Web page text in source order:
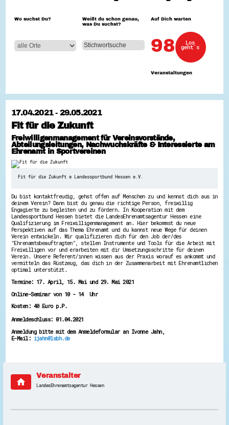
Zeig uns dein Ehrenamt
Wettbewerb | Trikotwettbewerb
Wettbewerb | 80 Jahre Hessen - Engagement
Ausgezeichnete Projekte
Gestalte dein Ehrenamt
Ehrenamts-Card Hessen
Engagement-Lotsen
Crowdfunding - Viele schaffen mehr
Förderprogramme
Ehrentag
Kompetenznachweis Hessen
Mach dich schlau
GEMA-Pakt
Di@-Lotsen in Hessen
Energiepreiskrise und Ehrenamt
Flüchtlingshilfe + Integration
Generationsübergreifend aktiv
Patenschaftsprojekte
Stiftungen
Versicherungsschutz
Service
Erklärung zur Barrierefreiheit
Wo suchst Du?
Weißt du schon genau,
was Du suchst?
Auf Dich warten
98
Veranstaltungen
Los
geht´s
17.04.2021 - 29.05.2021
Fit für die Zukunft
Freiwilligenmanagement für Vereinsvorstände,
Abteilungsleitungen, Nachwuchskräfte & Interessierte am
Ehrenamt in Sportvereinen
Fit für die Zukunft © Landessportbund Hessen e.V.
Du bist kontaktfreudig, gehst offen auf Menschen zu und kennst dich aus in
deinem Verein? Dann bist du genau die richtige Person, freiwillig
Engagierte zu begleiten und zu fördern. In Kooperation mit dem
Landessportbund Hessen bietet die LandesEhrenamtsagentur Hessen eine
Qualifizierung im Freiwilligenmanagement an. Hier bekommst du neue
Perspektiven auf das Thema Ehrenamt und du kannst neue Wege für deinen
Verein entwickeln. Wir qualifizieren dich für den Job der/des
"Ehrenamtsbeauftragten", stellen Instrumente und Tools für die Arbeit mit
Freiwilligen vor und erarbeiten mit dir Umsetzungsschritte für deinen
Verein. Unsere Referent/innen wissen aus der Praxis worauf es ankommt und
vermitteln das Rüstzeug, das dich in der Zusammenarbeit mit Ehrenamtlichen
optimal unterstützt.
Termine: 17. April, 15. Mai und 29. Mai 2021
Online-Seminar von 10 - 14 Uhr
Kosten: 40 Euro p.P.
Anmeldeschluss: 01.04.2021
Anmeldung bitte mit dem Anmeldeformular an Ivonne Jahn,
E-Mail: ijahn@lsbh.de
home
Veranstalter
LandesEhrenamtsagentur Hessen